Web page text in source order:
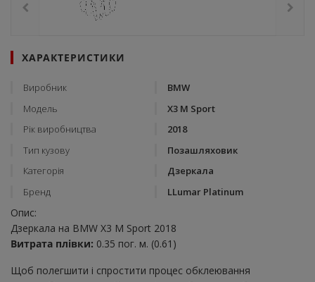
ХАРАКТЕРИСТИКИ
Виробник
BMW
Модель
X3 M Sport
Рік виробництва
2018
Тип кузову
Позашляховик
Категорія
Дзеркала
Бренд
LLumar Platinum
Опис:
Дзеркала на BMW X3 M Sport 2018
Витрата плівки: 0.35 пог. м. (0.61)
Щоб полегшити і спростити процес обклеювання